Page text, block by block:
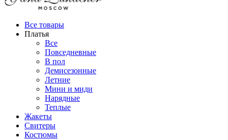
Все товары
Платья
Все
Повседневные
В пол
Демисезонные
Летние
Мини и миди
Нарядные
Теплые
Жакеты
Свитеры
Костюмы